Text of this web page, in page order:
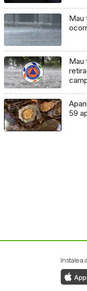
Mau
Mau
59
Instale a